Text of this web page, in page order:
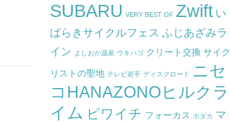
SUBARU VERY BEST OF Zwift い
ばらきサイクルフェス ふじあざみラ
イン よしおか温泉 ウキハゴ クリート交換 サイク
リストの聖地 テレビ岩手 ディスクロード ニセ
コHANAZONOヒルクラ
イム ビワイチ フォーカス ホダカ マ